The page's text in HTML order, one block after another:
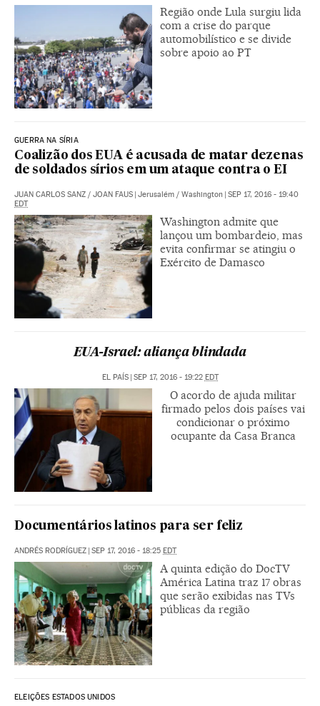
Região onde Lula surgiu lida
com a crise do parque
automobilístico e se divide
sobre apoio ao PT
GUERRA NA SÍRIA
Coalizão dos EUA é acusada de matar dezenas
de soldados sírios em um ataque contra o EI
JUAN CARLOS SANZ / JOAN FAUS Jerusalém / Washington
SEP 17, 2016 - 19:40
EDT
Washington admite que
lançou um bombardeio, mas
evita confirmar se atingiu o
Exército de Damasco
EUA-Israel: aliança blindada
EL PAÍS | SEP 17, 2016 - 19:22 EDT
O acordo de ajuda militar
firmado pelos dois países vai
condicionar o próximo
ocupante da Casa Branca
Documentários latinos para ser feliz
ANDRÉS RODRÍGUEZ | SEP 17, 2016 - 18:25 EDT
A quinta edição do DocTV
América Latina traz 17 obras
que serão exibidas nas TVs
públicas da região
ELEIÇÕES ESTADOS UNIDOS